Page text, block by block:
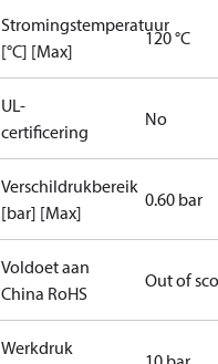
Stromingstemperatuur
[°C] [Max]
120 °C
UL-
certificering
No
Verschildrukbereik
[bar] [Max]
0.60 bar
Voldoet aan
China RoHS
Out of
Werkdruk